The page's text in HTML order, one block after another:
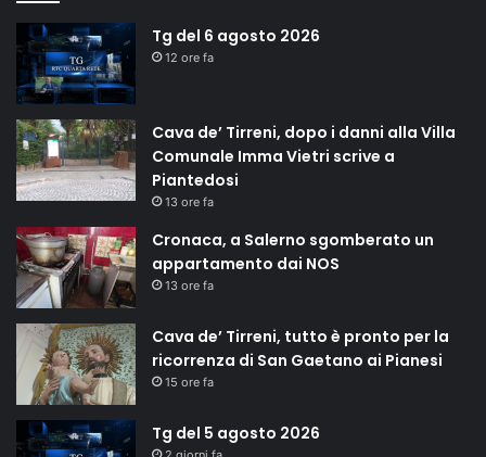
Tg del 6 agosto 2026
12 ore fa
Cava de’ Tirreni, dopo i danni alla Villa
Comunale Imma Vietri scrive a
Piantedosi
13 ore fa
Cronaca, a Salerno sgomberato un
appartamento dai NOS
13 ore fa
Cava de’ Tirreni, tutto è pronto per la
ricorrenza di San Gaetano ai Pianesi
15 ore fa
Tg del 5 agosto 2026